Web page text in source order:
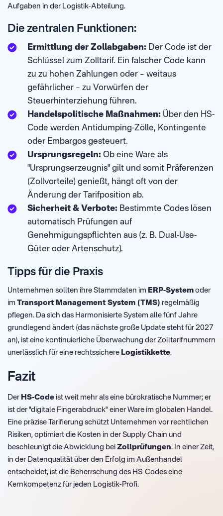
Aufgaben in der Logistik-Abteilung.
Die zentralen Funktionen:
Ermittlung der Zollabgaben: Der Code ist der
Schlüssel zum Zolltarif. Ein falscher Code kann
zu zu hohen Zahlungen oder – weitaus
gefährlicher – zu Vorwürfen der
Steuerhinterziehung führen.
Handelspolitische Maßnahmen: Über den HS-
Code werden Antidumping-Zölle, Kontingente
oder Embargos gesteuert.
Ursprungsregeln: Ob eine Ware als
"Ursprungserzeugnis" gilt und somit Präferenzen
(Zollvorteile) genießt, hängt oft von der
Änderung der Tarifposition ab.
Sicherheit & Verbote: Bestimmte Codes lösen
automatisch Prüfungen auf
Genehmigungspflichten aus (z. B. Dual-Use-
Güter oder Artenschutz).
Tipps für die Praxis
Unternehmen sollten ihre Stammdaten im ERP-System oder
im Transport Management System (TMS) regelmäßig
pflegen. Da sich das Harmonisierte System alle fünf Jahre
grundlegend ändert (das nächste große Update steht für 2027
an), ist eine kontinuierliche Überwachung der Zolltarifnummern
unerlässlich für eine rechtssichere Logistikkette.
Fazit
Der HS-Code ist weit mehr als eine bürokratische Nummer; er
ist der "digitale Fingerabdruck" einer Ware im globalen Handel.
Eine präzise Tarifierung schützt Unternehmen vor rechtlichen
Risiken, optimiert die Kosten in der Supply Chain und
beschleunigt die Abwicklung bei Zollprüfungen. In einer Zeit,
in der Datenqualität über den Erfolg im Außenhandel
entscheidet, ist die Beherrschung des HS-Codes eine
Kernkompetenz für jeden Logistik-Profi.